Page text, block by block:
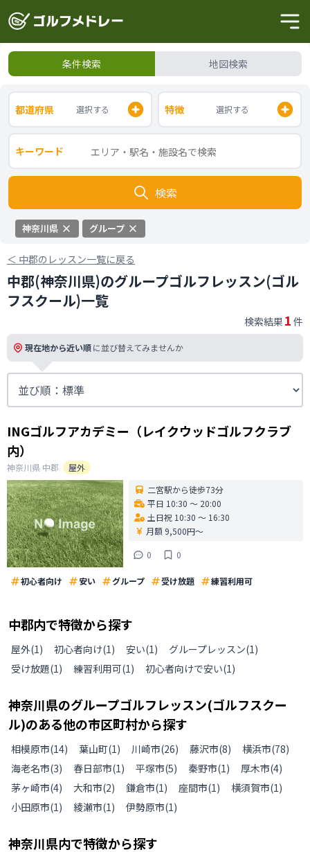
条件検索 地図検索
都道府県 選択する 特徴 選択する
キーワード
検索
神奈川県 グループ
＜ 中郡のレッスン一覧に戻る
中郡(神奈川県)のグループゴルフレッスン(ゴル
フスクール)一覧
検索結果 1 件
現在地から近い順に並び替えてみませんか
INGゴルフアカデミー（レイクウッドゴルフクラブ
内）
神奈川県 中郡
屋外
二宮駅から徒歩73分
平日 10:30 〜 20:00
土日祝 10:30 〜 16:30
月額 9,500円〜
0
0
初心者向け 安い グループ 受け放題 練習利用可
中郡内で特徴から探す
屋外(1) 初心者向け(1) 安い(1) グループレッスン(1)
受け放題(1) 練習利用可(1) 初心者向けで安い(1)
神奈川県のグループゴルフレッスン(ゴルフスクー
ル)のある他の市区町村から探す
相模原市(14) 葉山町(1) 川崎市(26) 藤沢市(8) 横浜市(78)
海老名市(3) 春日部市(1) 平塚市(5) 秦野市(1) 厚木市(4)
茅ヶ崎市(4) 大和市(2) 鎌倉市(1) 座間市(1) 横須賀市(1)
小田原市(1) 綾瀬市(1) 伊勢原市(1)
神奈川県内で特徴から探す